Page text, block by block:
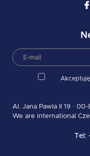
Al. Jana Pawla II 19 ·
We are international
Tel: